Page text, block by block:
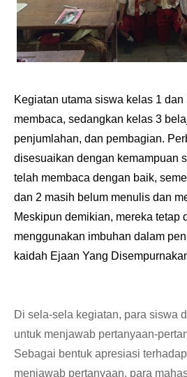
Kegiatan utama siswa kelas 1
membaca, sedangkan kelas 3
penjumlahan, dan pembagian.
disesuaikan dengan kemampuan
telah membaca dengan baik,
dan 2 masih belum menulis dan
Meskipun demikian, mereka tetap
menggunakan imbuhan dalam
kaidah Ejaan Yang
Di sela-sela kegiatan, para siswa
untuk menjawab pertanyaan-
Sebagai bentuk apresiasi
menjawab pertanyaan, para